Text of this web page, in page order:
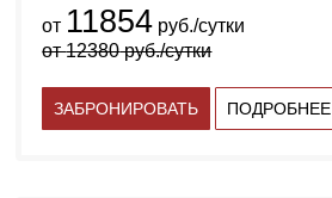
от 11854 руб./сутки
от12380руб./сутки
ЗАБРОНИРОВАТЬ ПОДРОБНЕЕ